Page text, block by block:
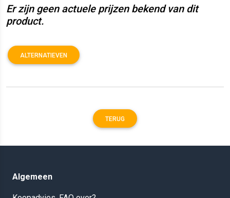
Er zijn geen actuele prijzen bekend van dit
product.
ALTERNATIEVEN
TERUG
Algemeen